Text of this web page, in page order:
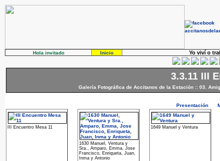
Hola invitado Inicio Yo viví o
3.3.11 III
Galería Fotográfica de Accitanos de la Estación :: 03.
Presentación
III Encuentro Mesa 11
1630 Manuel, Ventura y
Sra., Amparo, Emma, Jose
Francisco, Enriqueta, Juan,
Inma y Antonio
1649 Manuel y Ventura